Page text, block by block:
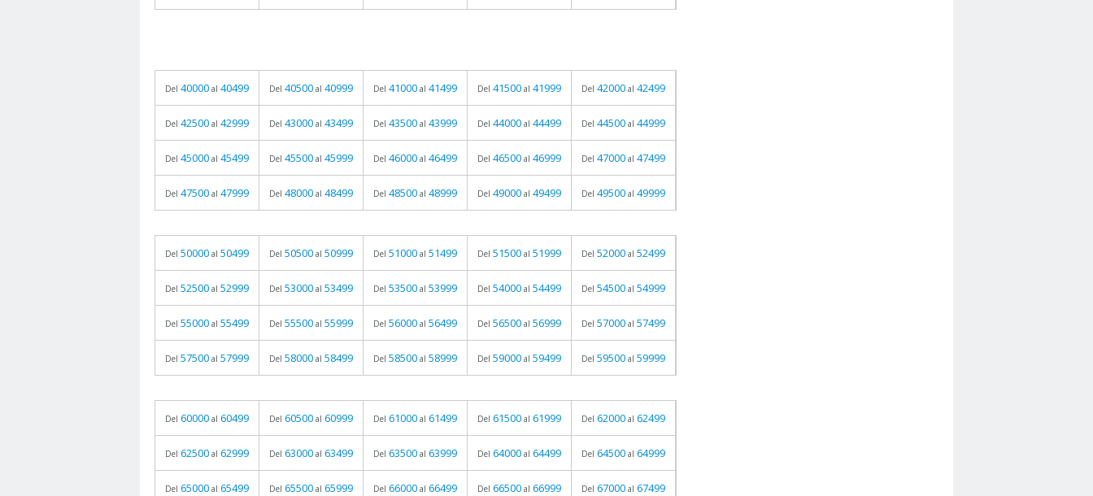
Del 40000 al 40499 Del 40500 al 40999 Del 41000 al 41499 Del 41500 al 41999 Del 42000 al 42499
Del 42500 al 42999 Del 43000 al 43499 Del 43500 al 43999 Del 44000 al 44499 Del 44500 al 44999
Del 45000 al 45499 Del 45500 al 45999 Del 46000 al 46499 Del 46500 al 46999 Del 47000 al 47499
Del 47500 al 47999 Del 48000 al 48499 Del 48500 al 48999 Del 49000 al 49499 Del 49500 al 49999
Del 50000 al 50499 Del 50500 al 50999 Del 51000 al 51499 Del 51500 al 51999 Del 52000 al 52499
Del 52500 al 52999 Del 53000 al 53499 Del 53500 al 53999 Del 54000 al 54499 Del 54500 al 54999
Del 55000 al 55499 Del 55500 al 55999 Del 56000 al 56499 Del 56500 al 56999 Del 57000 al 57499
Del 57500 al 57999 Del 58000 al 58499 Del 58500 al 58999 Del 59000 al 59499 Del 59500 al 59999
Del 60000 al 60499 Del 60500 al 60999 Del 61000 al 61499 Del 61500 al 61999 Del 62000 al 62499
Del 62500 al 62999 Del 63000 al 63499 Del 63500 al 63999 Del 64000 al 64499 Del 64500 al 64999
Del 65000 al 65499 Del 65500 al 65999 Del 66000 al 66499 Del 66500 al 66999 Del 67000 al 67499